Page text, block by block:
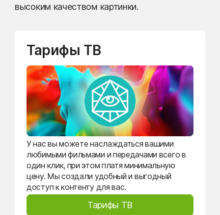
высоким качеством картинки.
Тарифы ТВ
У нас вы можете наслаждаться вашими
любимыми фильмами и передачами всего в
один клик, при этом платя минимальную
цену. Мы создали удобный и выгодный
доступ к контенту для вас.
Тарифы ТВ